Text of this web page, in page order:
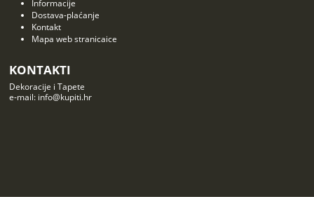
Informacije
Dostava-plaćanje
Kontakt
Mapa web stranicaice
KONTAKTI
Dekoracije i Tapete
e-mail: info@kupiti.hr